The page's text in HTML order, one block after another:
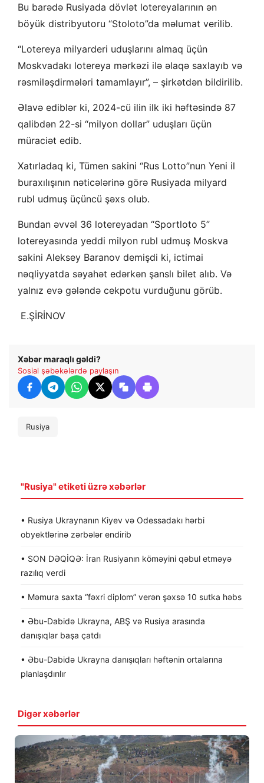
Bu barədə Rusiyada dövlət lotereyalarının ən
böyük distribyutoru “Stoloto”da məlumat verilib.
“Lotereya milyarderi uduşlarını almaq üçün
Moskvadakı lotereya mərkəzi ilə əlaqə saxlayıb və
rəsmiləşdirmələri tamamlayır”, – şirkətdən bildirilib.
Əlavə ediblər ki, 2024-cü ilin ilk iki həftəsində 87
qalibdən 22-si “milyon dollar” uduşları üçün
müraciət edib.
Xatırladaq ki, Tümen sakini “Rus Lotto”nun Yeni il
buraxılışının nəticələrinə görə Rusiyada milyard
rubl udmuş ​​üçüncü şəxs olub.
Bundan əvvəl 36 lotereyadan “Sportloto 5”
lotereyasında yeddi milyon rubl udmuş ​​Moskva
sakini Aleksey Baranov demişdi ki, ictimai
nəqliyyatda səyahət edərkən şanslı bilet alıb. Və
yalnız evə gələndə cekpotu vurduğunu görüb.
​​​ E.ŞİRİNOV
Xəbər maraqlı gəldi?
Sosial şəbəkələrdə paylaşın
Rusiya
"Rusiya" etiketi üzrə xəbərlər
• Rusiya Ukraynanın Kiyev və Odessadakı hərbi
obyektlərinə zərbələr endirib
• SON DƏQİQƏ: İran Rusiyanın köməyini qəbul etməyə
razılıq verdi
• Məmura saxta “fəxri diplom” verən şəxsə 10 sutka həbs
• Əbu-Dabidə Ukrayna, ABŞ və Rusiya arasında
danışıqlar başa çatdı
• Əbu-Dabidə Ukrayna danışıqları həftənin ortalarına
planlaşdırılır
Digər xəbərlər